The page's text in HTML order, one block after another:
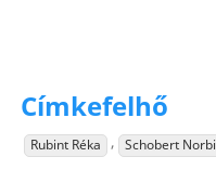
Címkefelhő
Rubint Réka , Schobert Norbi